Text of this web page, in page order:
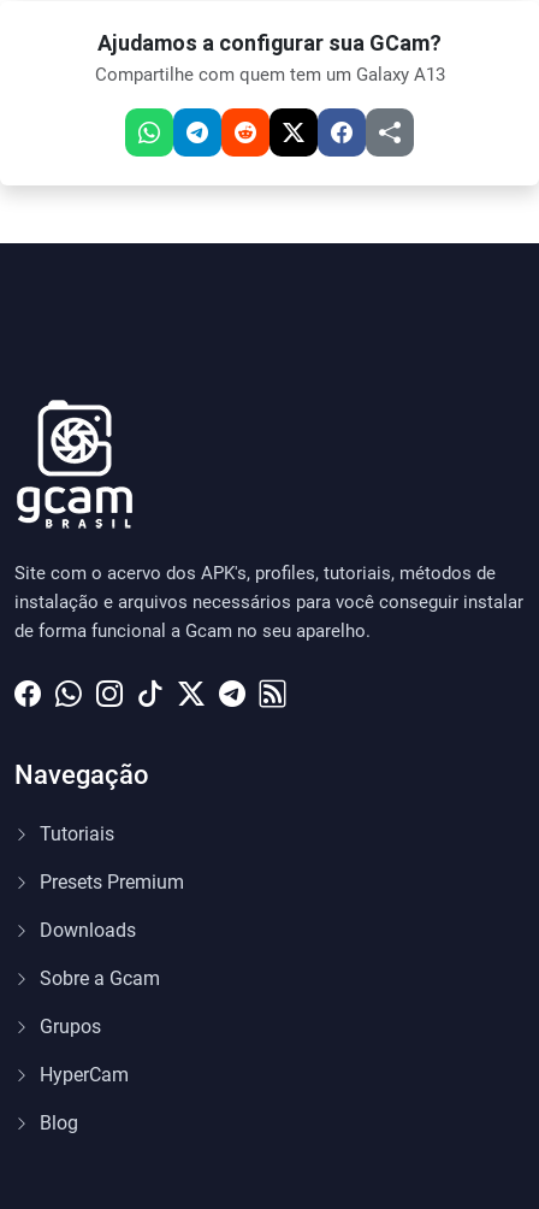
Ajudamos a configurar sua GCam?
Compartilhe com quem tem um Galaxy A13
Site com o acervo dos APK's, profiles, tutoriais, métodos de
instalação e arquivos necessários para você conseguir instalar
de forma funcional a Gcam no seu aparelho.
Navegação
Tutoriais
Presets Premium
Downloads
Sobre a Gcam
Grupos
HyperCam
Blog